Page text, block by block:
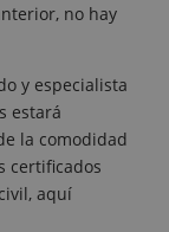
no hay
y especialista
estará
la comodidad
certificados
aquí